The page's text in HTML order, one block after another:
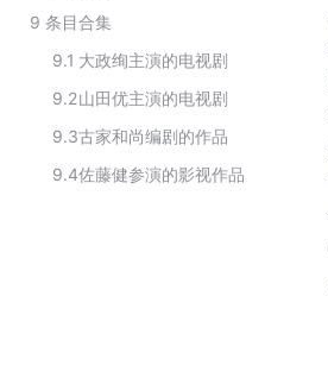
9 条目合集
9.1 大政绚主演的电视剧
9.2山田优主演的电视剧
9.3古家和尚编剧的作品
9.4佐藤健参演的影视作品